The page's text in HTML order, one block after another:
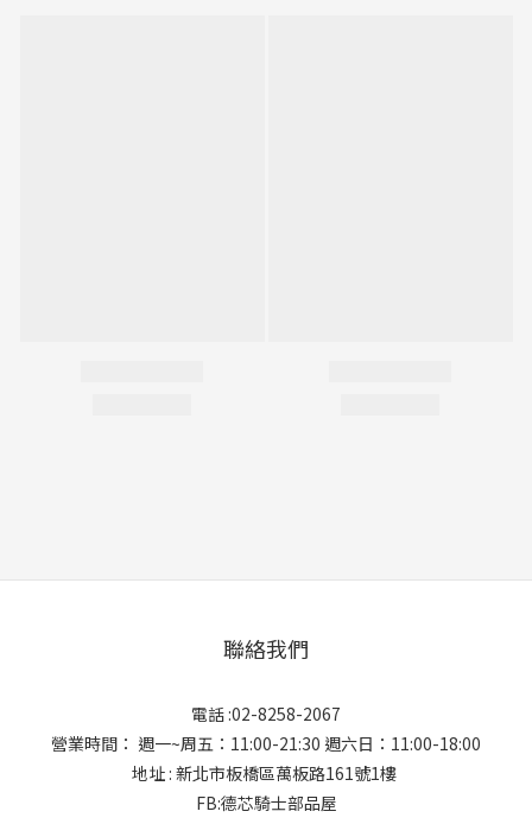
聯絡我們
電話 :02-8258-2067
營業時間： 週一~周五：11:00-21:30 週六日：11:00-18:00
地址 : 新北市板橋區萬板路161號1樓
FB:德芯騎士部品屋